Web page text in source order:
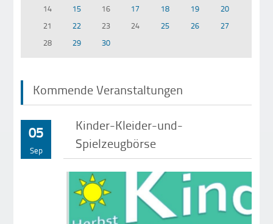
14
15 16 17 18 19
20
21
22 23 24 25 26
27
28
29 30
Kommende Veranstaltungen
05
Sep
Kinder-Kleider-und-
Spielzeugbörse